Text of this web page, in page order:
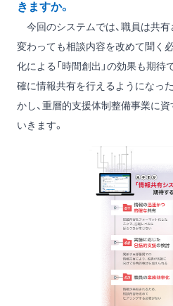
きますか。
今回のシステムでは、職員は共有
変わっても相談内容を改めて聞く
化による「時間創出」の効果も期待
確に情報共有を行えるようになっ
かし、重層的支援体制整備事業に資
いきます。